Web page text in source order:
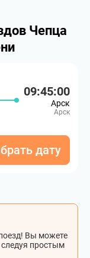
Чепца
09:45:00
Арск
Арск
дату
Вы можете
следуя простым